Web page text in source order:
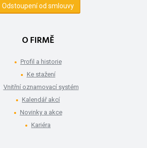
Odstoupení od smlouvy
O FIRMĚ
Profil a historie
Ke stažení
Vnitřní oznamovací systém
Kalendář akcí
Novinky a akce
Kariéra